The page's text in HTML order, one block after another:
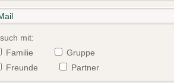
mit:
Familie
Gruppe
Freunde
Partner